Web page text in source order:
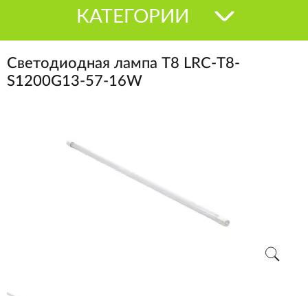
КАТЕГОРИИ
Светодиодная лампа Т8 LRC-Т8-
S1200G13-57-16W